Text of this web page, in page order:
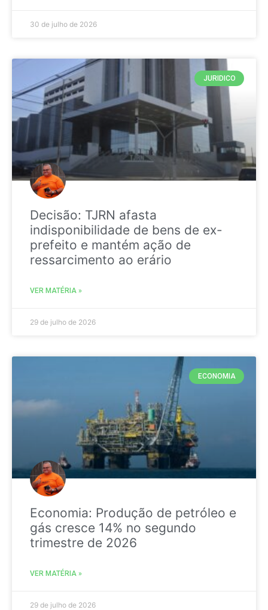
30 de julho de 2026
JURIDICO
Decisão: TJRN afasta
indisponibilidade de bens de ex-
prefeito e mantém ação de
ressarcimento ao erário
VER MATÉRIA »
29 de julho de 2026
ECONOMIA
Economia: Produção de petróleo e
gás cresce 14% no segundo
trimestre de 2026
VER MATÉRIA »
29 de julho de 2026